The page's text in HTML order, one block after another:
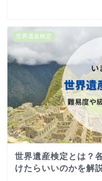
世界遺産検定
世界遺産検定とは？
けたらいいのかを解